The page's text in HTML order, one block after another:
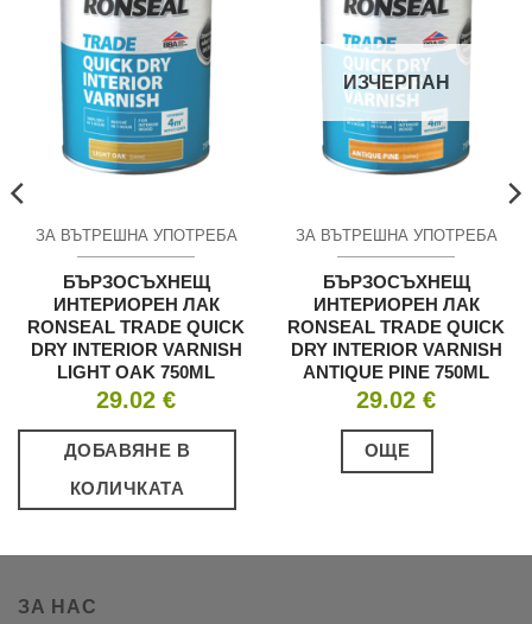
ЗА ВЪТРЕШНА УПОТРЕБА
БЪРЗОСЪХНЕЩ
ИНТЕРИОРЕН ЛАК
RONSEAL TRADE QUICK
DRY INTERIOR VARNISH
LIGHT OAK 750ML
29.02 €
ДОБАВЯНЕ В
КОЛИЧКАТА
ИЗЧЕРПАН
ЗА ВЪТРЕШНА УПОТРЕБА
БЪРЗОСЪХНЕЩ
ИНТЕРИОРЕН ЛАК
RONSEAL TRADE QUICK
DRY INTERIOR VARNISH
ANTIQUE PINE 750ML
29.02 €
ОЩЕ
ЗА НАС